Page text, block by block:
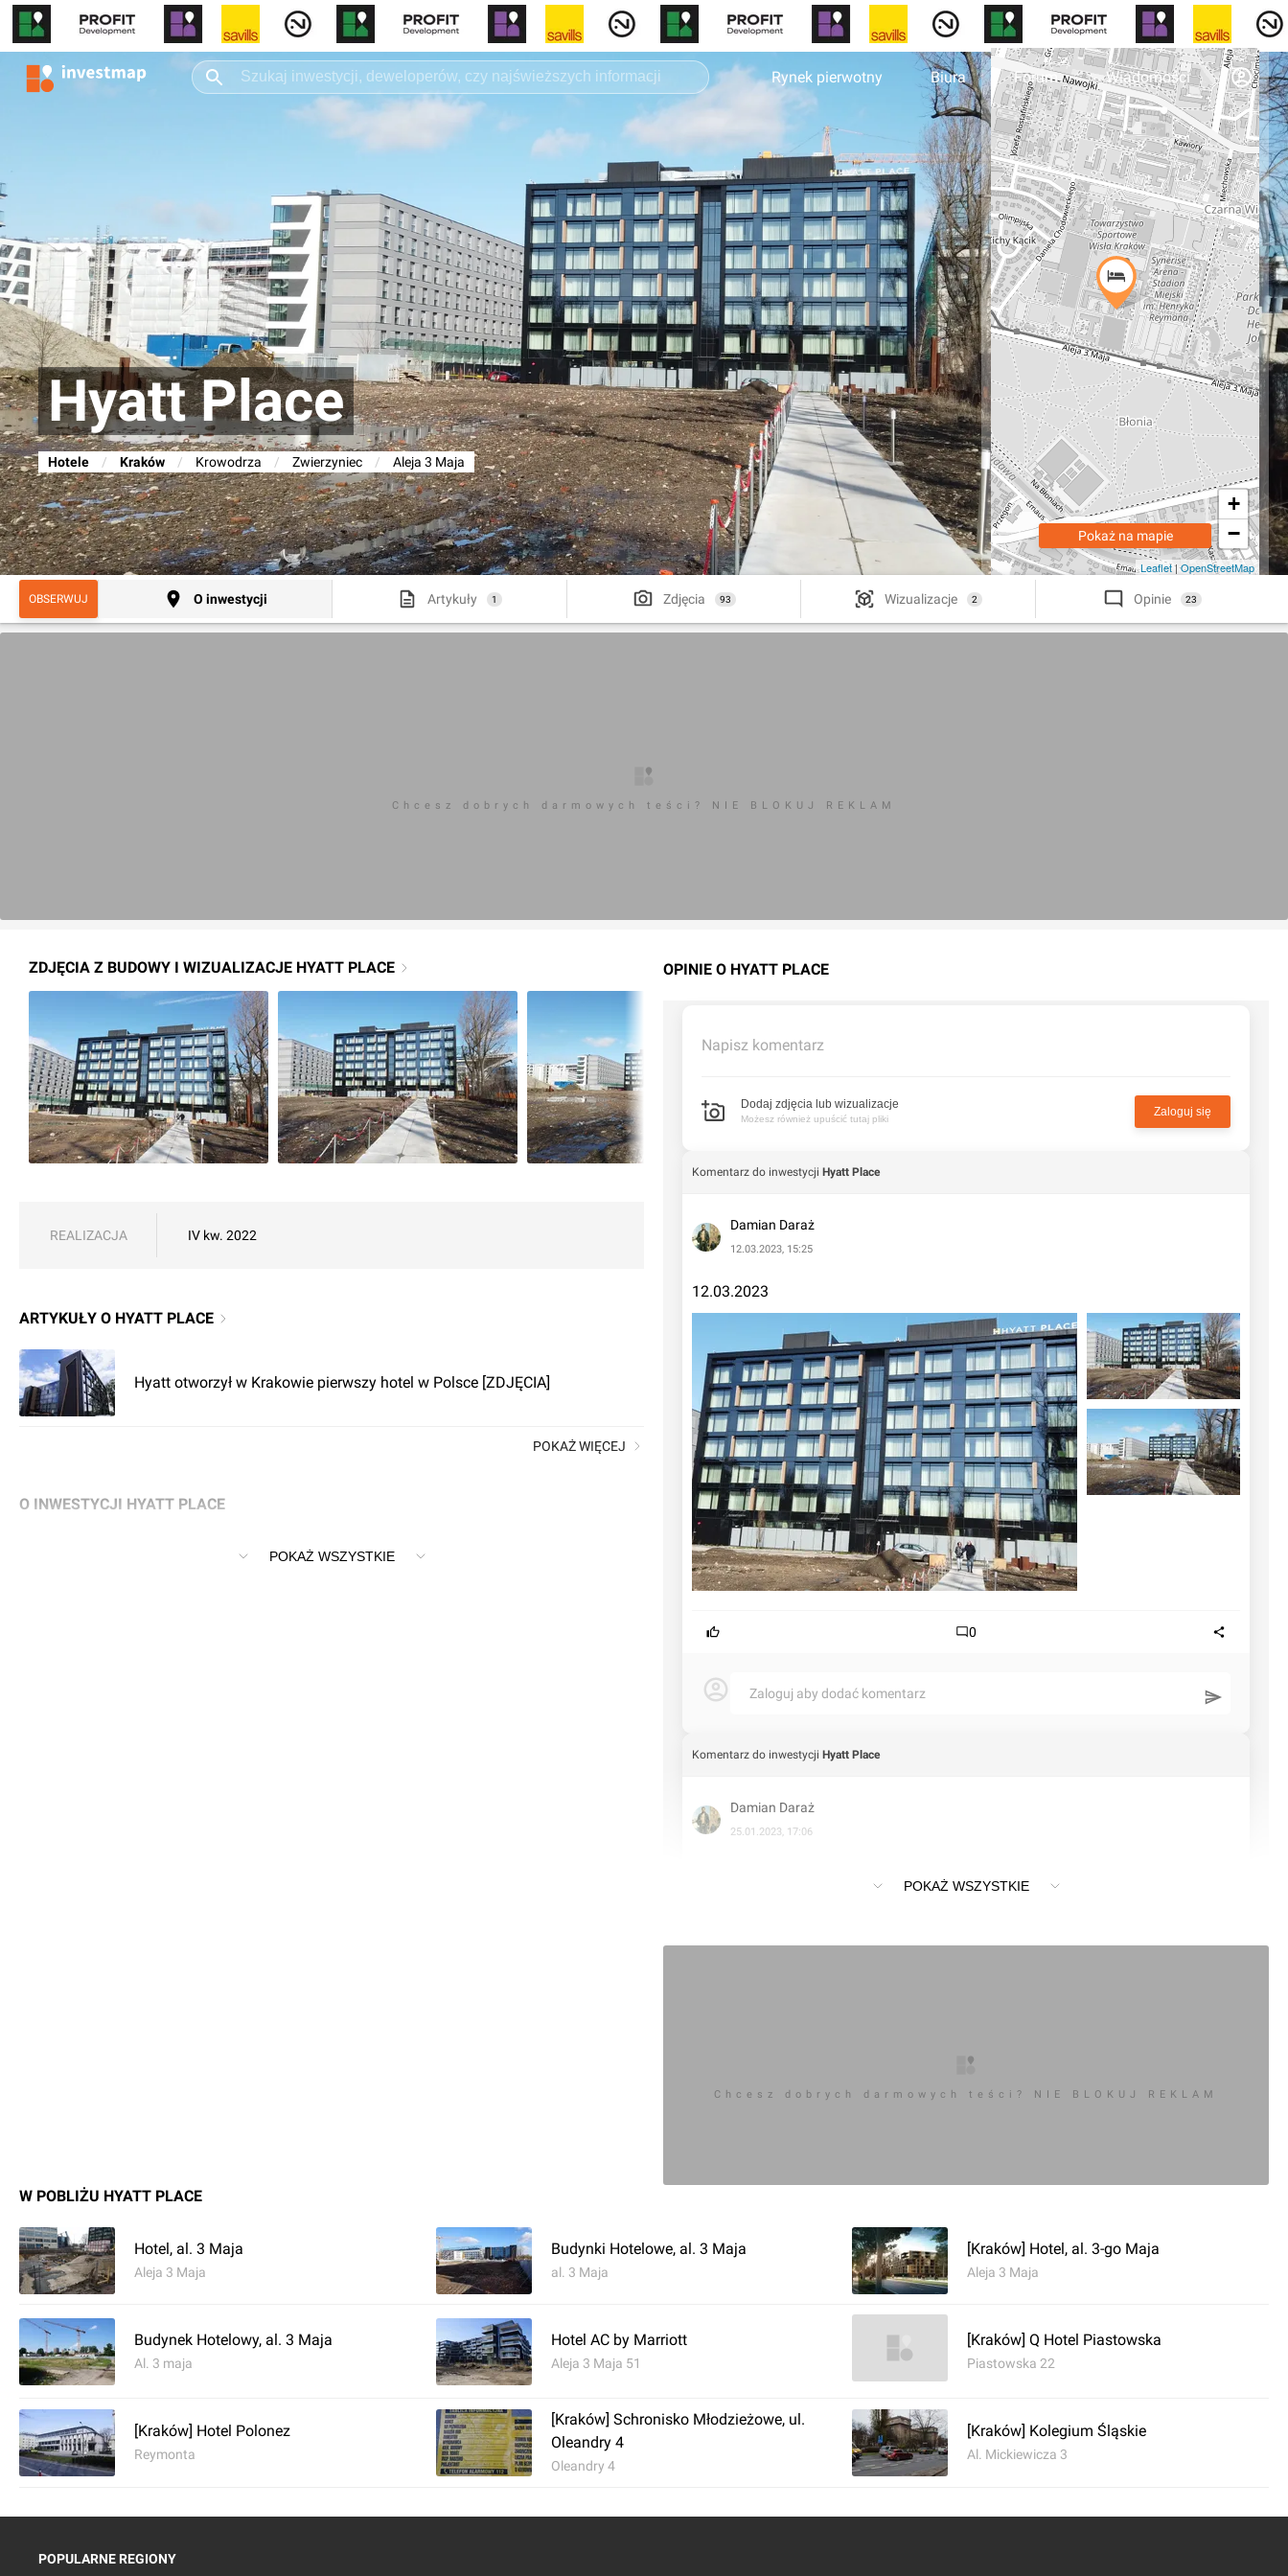
Rynek pierwotny Biura Forum Wiadomości
Hyatt Place
Hotele / Kraków / Krowodrza / Zwierzyniec / Aleja 3 Maja
+
−
Leaflet|OpenStreetMap
Pokaż na mapie
OBSERWUJ O inwestycji Artykuły 1 Zdjęcia 93 Wizualizacje 2 Opinie 23
Chcesz dobrych darmowych teści? NIE BLOKUJ REKLAM
ZDJĘCIA Z BUDOWY I WIZUALIZACJE HYATT PLACE
REALIZACJA IV kw. 2022
ARTYKUŁY O HYATT PLACE
Hyatt otworzył w Krakowie pierwszy hotel w Polsce [ZDJĘCIA]
POKAŻ WIĘCEJ
O INWESTYCJI HYATT PLACE
Budowa budynku hotelowo-usługowego z garażem podziemnym. Kraków, aleja 3-go Maja
POKAŻ WSZYSTKIE
OPINIE O HYATT PLACE
Napisz komentarz
Dodaj zdjęcia lub wizualizacje
Możesz również upuścić tutaj pliki
Zaloguj się
Komentarz do inwestycji Hyatt Place
Damian Daraż
12.03.2023, 15:25
12.03.2023
0
Zaloguj aby dodać komentarz
Komentarz do inwestycji Hyatt Place
Damian Daraż
25.01.2023, 17:06
Zaloguj aby dodać komentarz
26.05.2022, 22:01
POKAŻ WSZYSTKIE
Chcesz dobrych darmowych teści? NIE BLOKUJ REKLAM
W POBLIŻU HYATT PLACE
Hotel, al. 3 Maja
Aleja 3 Maja
Budynki Hotelowe, al. 3 Maja
al. 3 Maja
[Kraków] Hotel, al. 3-go Maja
Aleja 3 Maja
Budynek Hotelowy, al. 3 Maja
Al. 3 maja
Hotel AC by Marriott
Aleja 3 Maja 51
[Kraków] Q Hotel Piastowska
Piastowska 22
[Kraków] Hotel Polonez
Reymonta
[Kraków] Schronisko Młodzieżowe, ul.
Oleandry 4
Oleandry 4
[Kraków] Kolegium Śląskie
Al. Mickiewicza 3
POPULARNE REGIONY